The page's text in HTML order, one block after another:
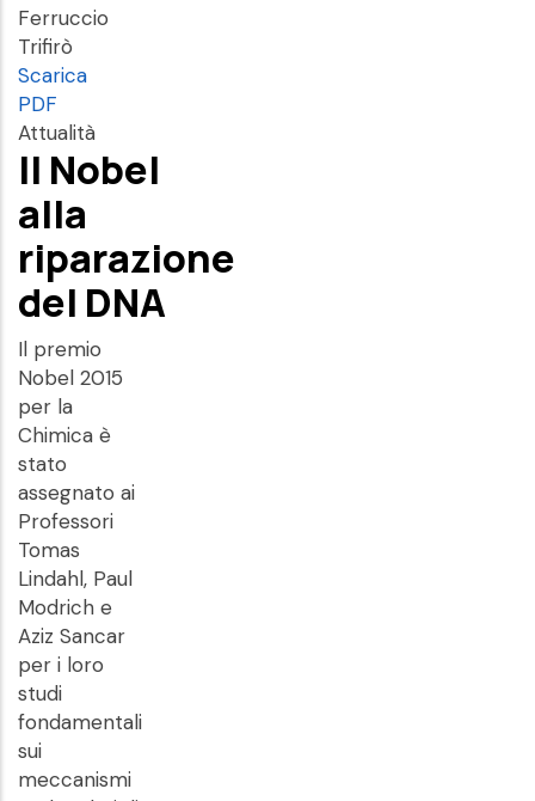
Ferruccio
Trifirò
Scarica
PDF
Attualità
Il Nobel
alla
riparazione
del DNA
Il premio
Nobel 2015
per la
Chimica è
stato
assegnato ai
Professori
Tomas
Lindahl, Paul
Modrich e
Aziz Sancar
per i loro
studi
fondamentali
sui
meccanismi